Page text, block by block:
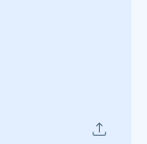
upload